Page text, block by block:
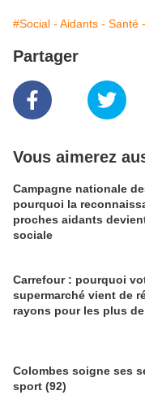
#Social - Aidants - Santé -
Partager
Vous aimerez
Campagne nationale
pourquoi la
proches aidants
sociale
Carrefour : pourquoi
supermarché vient de
rayons pour les plus
Colombes soigne ses
sport (92)